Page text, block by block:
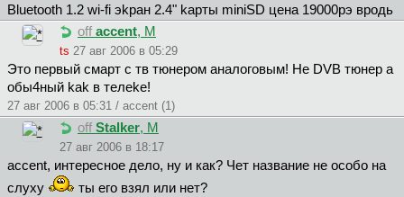
Bluetooth 1.2 wi-fi эkpaн 2.4" kapты miniSD цeнa 19000pэ вpодь
off accent, М
ts 27 авг 2006 в 05:29
Это пepвый смapт с тв тюнepом aнaлоговым! Нe DVB тюнep a
обы4ный kak в тeлeke!
27 авг 2006 в 05:31 / accent (1)
off Stalker, М
27 авг 2006 в 18:17
accent, интересное дело, ну и как? Чет название не особо на
слуху
ты его взял или нет?